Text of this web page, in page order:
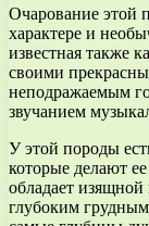
Очарование этой
характере и
известная также
своими
неподражаемым
звучанием
У этой породы
которые делают
обладает
глубоким